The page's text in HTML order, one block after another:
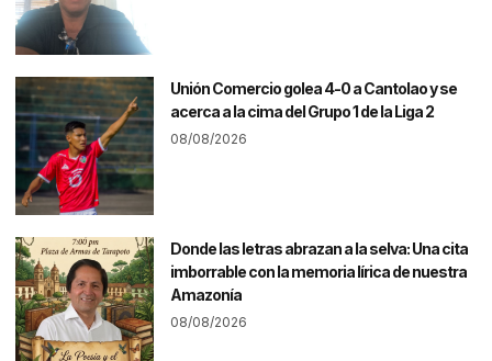
Unión Comercio golea 4-0 a Cantolao y se
acerca a la cima del Grupo 1 de la Liga 2
08/08/2026
Donde las letras abrazan a la selva: Una cita
imborrable con la memoria lírica de nuestra
Amazonía
08/08/2026